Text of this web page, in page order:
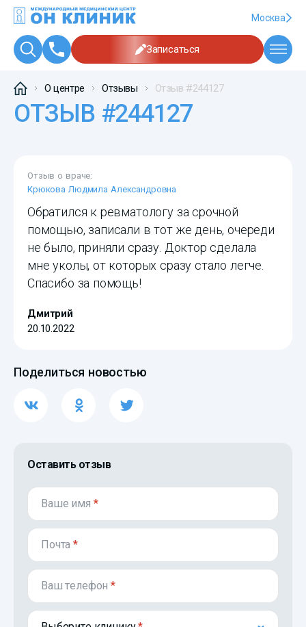
Москва
Записаться
О центре Отзывы Отзыв #244127
ОТЗЫВ #244127
Отзыв о враче:
Крюкова Людмила Александровна
Обратился к ревматологу за срочной
помощью, записали в тот же день, очереди
не было, приняли сразу. Доктор сделала
мне уколы, от которых сразу стало легче.
Спасибо за помощь!
Дмитрий
20.10.2022
Поделиться новостью
Оставить отзыв
Ваше имя *
Почта*
Ваш телефон*